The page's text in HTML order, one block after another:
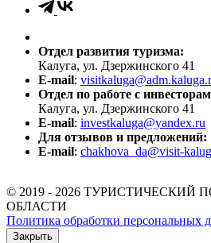
Отдел развития туризма:
Калуга, ул. Дзержинского 41
E-mail:
Отдел по работе с
Калуга, ул. Дзержинского 41
E-mail: investkaluga@yandex.ru
Для отзывов и предложений:
E-mail: chakhova_da@visit-
© 2019 - 2026
ОБЛАСТИ
Политика обработки персональных
Закрыть